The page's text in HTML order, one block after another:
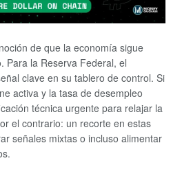
de que la economía sigue
Para la Reserva Federal, el
clave en su tablero de control. Si
activa y la tasa de desempleo
técnica urgente para relajar la
el contrario: un recorte en estas
señales mixtas o incluso alimentar